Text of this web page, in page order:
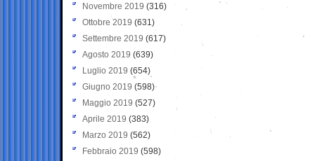
Novembre 2019 (316)
Ottobre 2019 (631)
Settembre 2019 (617)
Agosto 2019 (639)
Luglio 2019 (654)
Giugno 2019 (598)
Maggio 2019 (527)
Aprile 2019 (383)
Marzo 2019 (562)
Febbraio 2019 (598)